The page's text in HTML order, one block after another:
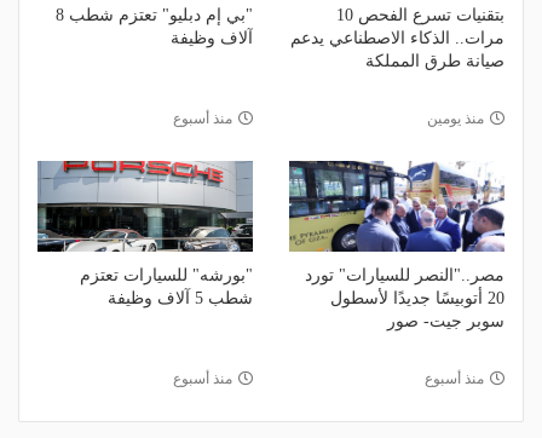
بتقنيات تسرع الفحص 10
مرات.. الذكاء الاصطناعي يدعم
صيانة طرق المملكة
منذ يومين
"بي إم دبليو" تعتزم شطب 8
آلاف وظيفة
منذ أسبوع
مصر.."النصر للسيارات" تورد
20 أتوبيسًا جديدًا لأسطول
سوبر جيت- صور
منذ أسبوع
"بورشه" للسيارات تعتزم
شطب 5 آلاف وظيفة
منذ أسبوع